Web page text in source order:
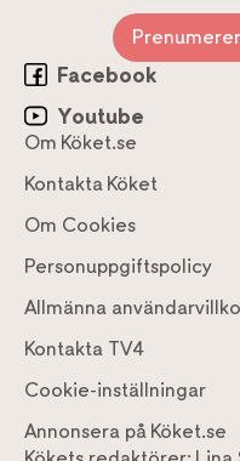
Facebook
Youtube
Om Köket.se
Kontakta Köket
Om Cookies
Personuppgiftspolicy
Allmänna
Kontakta TV4
Cookie-inställningar
Annonsera på Köket.se